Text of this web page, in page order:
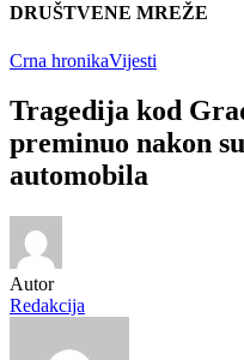
DRUŠTVENE MREŽE
Crna hronikaVijesti
Tragedija kod
preminuo nakon
automobila
Autor
Redakcija